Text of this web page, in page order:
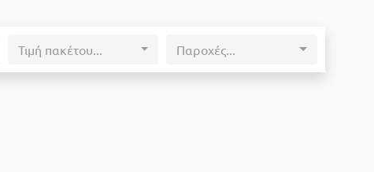
Τιμή πακέτου... Παροχές...